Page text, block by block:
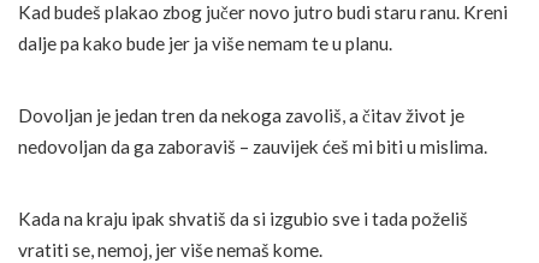
Kad budeš plakao zbog jučer novo jutro budi staru ranu. Kreni
dalje pa kako bude jer ja više nemam te u planu.
Dovoljan je jedan tren da nekoga zavoliš, a čitav život je
nedovoljan da ga zaboraviš – zauvijek ćeš mi biti u mislima.
Kada na kraju ipak shvatiš da si izgubio sve i tada poželiš
vratiti se, nemoj, jer više nemaš kome.